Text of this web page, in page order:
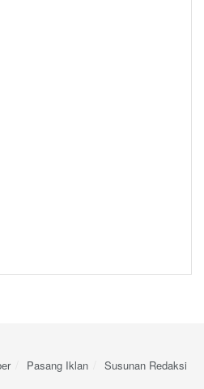
Pasang Iklan Susunan Redaksi